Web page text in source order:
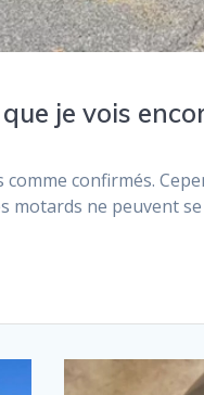
je vois
confirmés.
ne peuvent